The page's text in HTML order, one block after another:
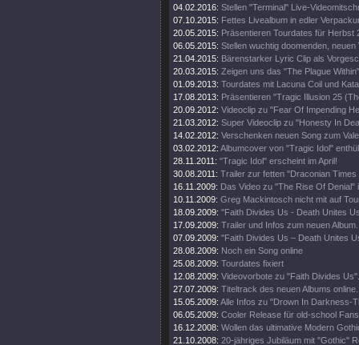
04.02.2016: Stellen "Terminal" Live-
07.10.2015: Fettes Livealbum in edler
20.05.2015: Präsentieren Tourdates für Herbst
06.05.2015: Stellen wuchtig doomenden, neuen
21.04.2015: Bärenstarker Lyric Clip als
20.03.2015: Zeigen uns das "The Plague
01.09.2013: Tourdates mit Lacuna Coil und
17.08.2013: Präsentieren "Tragic Illusion 25
20.09.2012: Videoclip zu "Fear Of Impending
21.03.2012: Super Videoclip zu "Honesty In
14.02.2012: Verschenken neuen Song zum
03.02.2012: Albumcover von "Tragic Idol"
28.11.2011: "Tragic Idol" erscheint im April!
30.08.2011: Trailer zur fetten "Draconian Times
16.11.2009: Das Video zu "The Rise Of Denial"
10.11.2009: Greg Mackintosch nicht mit auf
18.09.2009: "Faith Divides Us - Death Unites
17.09.2009: Trailer und Infos zum neuen Album.
07.09.2009: "Faith Divides Us – Death Unites
28.08.2009: Noch ein Song online
25.08.2009: Tourdates fixiert
12.08.2009: Videovorbote zu "Faith Divides Us".
27.07.2009: Titeltrack des neuen Albums online.
15.05.2009: Alle Infos zu "Drown In Darkness-
06.05.2009: Cooler Release für old-school
16.12.2008: Wollen das ultimative Modern
21.10.2008: 20-jähriges Jubiläum mit "Gothic"